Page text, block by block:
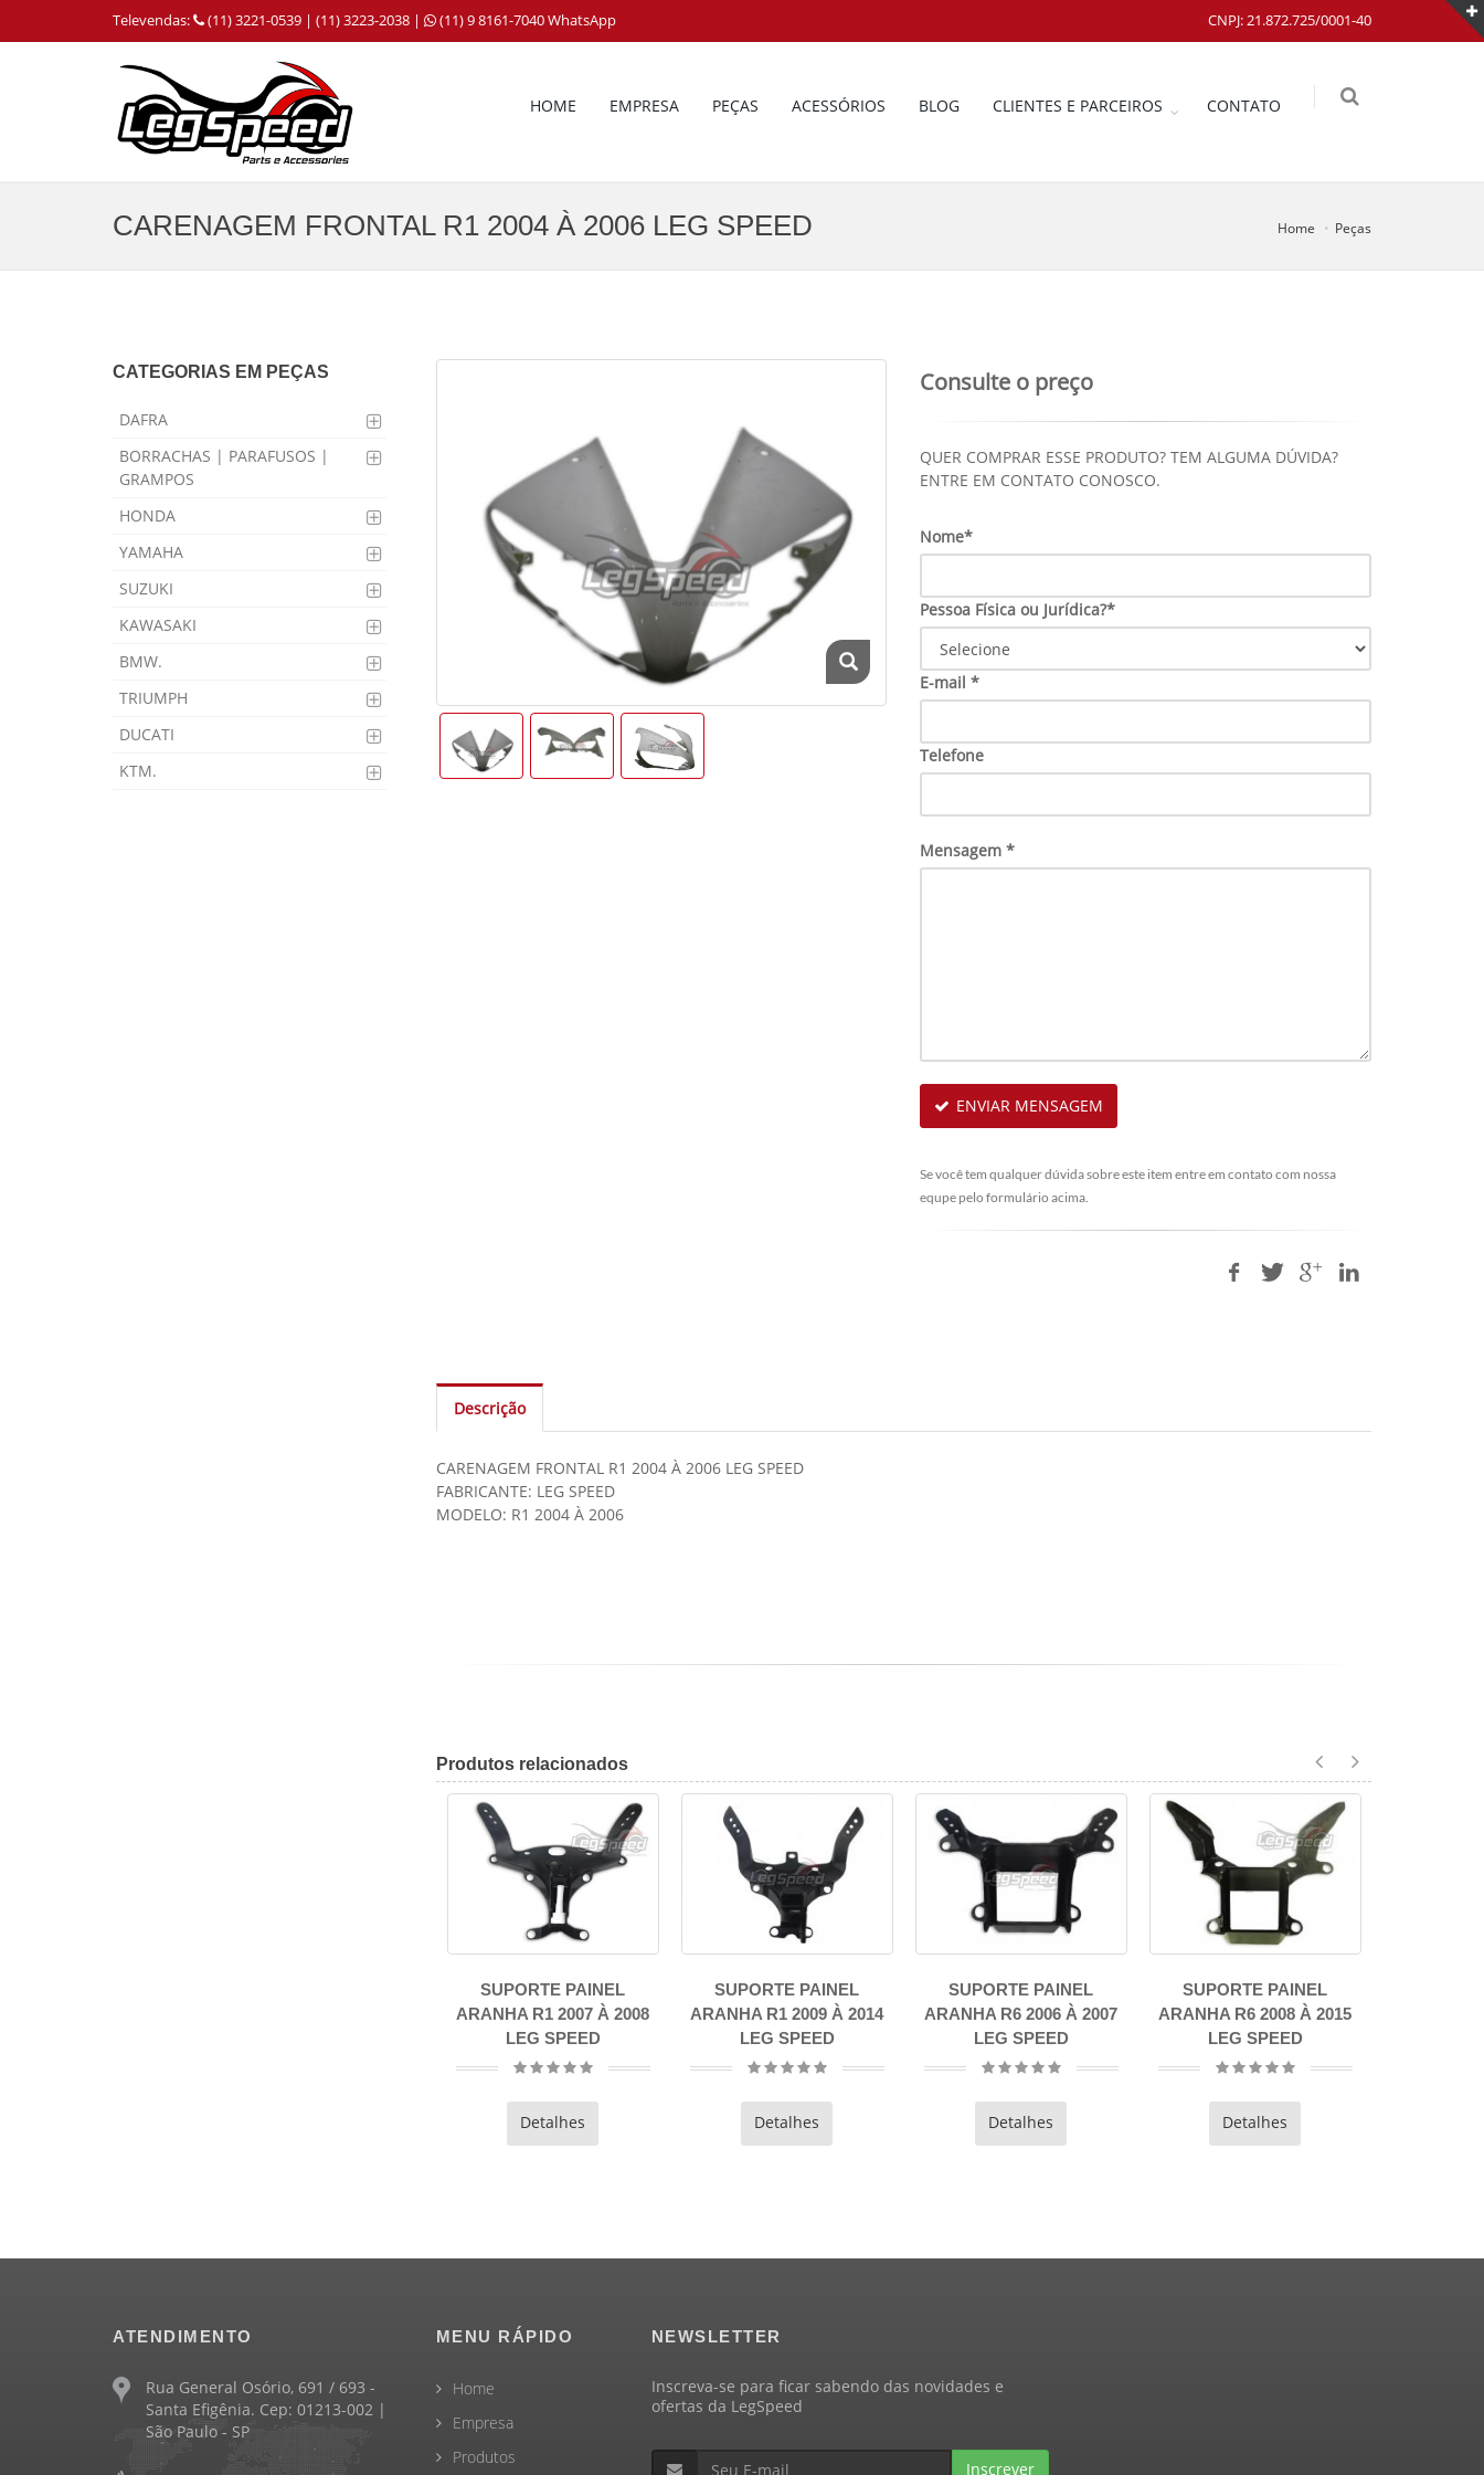
Televendas: (11) 3221-0539 | (11) 3223-2038 | (11) 9 8161-7040 WhatsApp CNPJ: 21.872.725/0001-40
HOME EMPRESA PEÇAS ACESSÓRIOS BLOG CLIENTES E PARCEIROS CONTATO
CARENAGEM FRONTAL R1 2004 À 2006 LEG SPEED Home Peças
Consulte o preço
QUER COMPRAR ESSE PRODUTO? TEM ALGUMA DÚVIDA?
ENTRE EM CONTATO CONOSCO.
Nome*
Pessoa Física ou Jurídica?*
E-mail *
Telefone
Mensagem *
ENVIAR MENSAGEM
Se você tem qualquer dúvida sobre este item entre em contato com nossa
equpe pelo formulário acima.
Descrição
CARENAGEM FRONTAL R1 2004 À 2006 LEG SPEED
FABRICANTE: LEG SPEED
MODELO: R1 2004 À 2006
Produtos relacionados
ARANHA R1 2007 À 2008
SUPORTE PAINEL
ARANHA R1 2009 À 2014
LEG SPEED
Detalhes
SUPORTE PAINEL
ARANHA R6 2006 À 2007
LEG SPEED
Detalhes
SUPORTE PAINEL
ARANHA R6 2008 À 2015
LEG SPEED
Detalhes
SUPORTE PAINEL
ARANHA R6 1999 À 2002
LEG SPEED
Detalhes
CATEGORIAS EM PEÇAS
DAFRA
BORRACHAS | PARAFUSOS |
GRAMPOS
HONDA
YAMAHA
SUZUKI
KAWASAKI
BMW.
TRIUMPH
DUCATI
KTM.
ATENDIMENTO
Rua General Osório, 691 / 693 -
Santa Efigênia. Cep: 01213-002 |
São Paulo - SP
MENU RÁPIDO
Home
Empresa
Produtos
NEWSLETTER
Inscreva-se para ficar sabendo das novidades e
ofertas da LegSpeed
Inscrever